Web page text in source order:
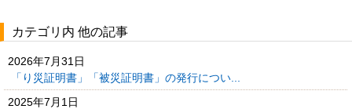
カテゴリ内 他の記事
2026年7月31日
「り災証明書」「被災証明書」の発行につい...
2025年7月1日